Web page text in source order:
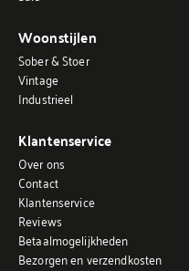
Woonstijlen
Sober & Stoer
Vintage
Industrieel
Klantenservice
Over ons
Contact
Klantenservice
Reviews
Betaalmogelijkheden
Bezorgen en verzendkosten